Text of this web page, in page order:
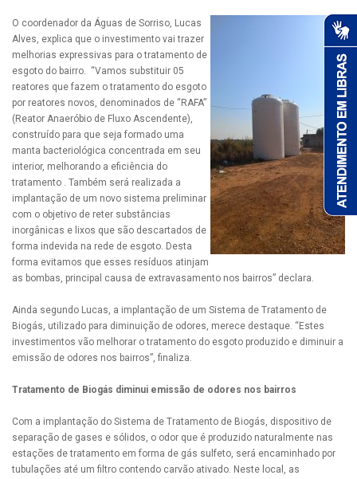
O coordenador da Águas de Sorriso, Lucas
Alves, explica que o investimento vai trazer
melhorias expressivas para o tratamento de
esgoto do bairro. “Vamos substituir 05
reatores que fazem o tratamento do esgoto
por reatores novos, denominados de “RAFA”
(Reator Anaeróbio de Fluxo Ascendente),
construído para que seja formado uma
manta bacteriológica concentrada em seu
interior, melhorando a eficiência do
tratamento . Também será realizada a
implantação de um novo sistema preliminar
com o objetivo de reter substâncias
inorgânicas e lixos que são descartados de
forma indevida na rede de esgoto. Desta
forma evitamos que esses resíduos atinjam
as bombas, principal causa de extravasamento nos bairros” declara.
Ainda segundo Lucas, a implantação de um Sistema de Tratamento de
Biogás, utilizado para diminuição de odores, merece destaque. “Estes
investimentos vão melhorar o tratamento do esgoto produzido e diminuir a
emissão de odores nos bairros”, finaliza.
Tratamento de Biogás diminui emissão de odores nos bairros
Com a implantação do Sistema de Tratamento de Biogás, dispositivo de
separação de gases e sólidos, o odor que é produzido naturalmente nas
estações de tratamento em forma de gás sulfeto, será encaminhado por
tubulações até um filtro contendo carvão ativado. Neste local, as